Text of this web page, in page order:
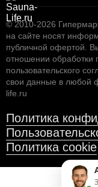
1.731
Полок
длина 2.15 м.
© 2010-2026
на сайте носят
публичной офертой.
отношении обработки
пользовательского
свои данные в любой
life.ru
Политика
Политика cookie